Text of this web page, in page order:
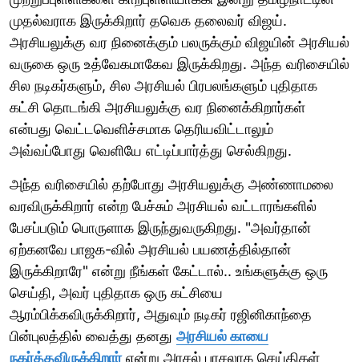
முதல்வராக இருக்கிறார் தவெக தலைவர் விஜய்.
அரசியலுக்கு வர நினைக்கும் பலருக்கும் விஜயின் அரசியல்
வருகை ஒரு உத்வேகமாகேவ இருக்கிறது. அந்த வரிசையில்
சில நடிகர்களும், சில அரசியல் பிரபலங்களும் புதிதாக
கட்சி தொடங்கி அரசியலுக்கு வர நினைக்கிறார்கள்
என்பது வெட்டவெளிச்சமாக தெரியவிட்டாலும்
அவ்வப்போது வெளியே எட்டிப்பார்த்து செல்கிறது.
அந்த வரிசையில் தற்போது அரசியலுக்கு அண்ணாமலை
வரவிருக்கிறார் என்ற பேச்சும் அரசியல் வட்டாரங்களில்
பேசப்படும் பொருளாக இருந்துவருகிறது. "அவர்தான்
ஏற்கனவே பாஜக-வில் அரசியல் பயணத்தில்தான்
இருக்கிறாரே" என்று நீங்கள் கேட்டால்.. உங்களுக்கு ஒரு
செய்தி, அவர் புதிதாக ஒரு கட்சியை
ஆரம்பிக்கவிருக்கிறார், அதுவும் நடிகர் ரஜினிகாந்தை
பின்புலத்தில் வைத்து தனது அரசியல் காயை
நகர்த்தவிருக்கிறார்என்று அரசல் புரசலாக செய்திகள்